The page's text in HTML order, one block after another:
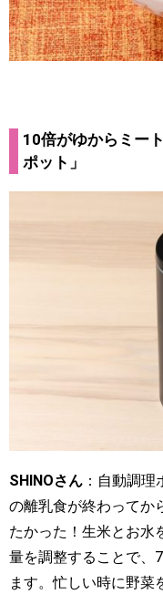
10倍がゆからミー
ポット」
SHINOさん ：自動調
の離乳食が終わってか
たかった！生米とお水
量を調整することで、
ます。忙しい時に野菜